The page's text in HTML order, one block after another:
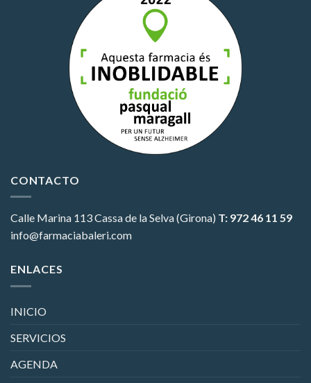
CONTACTO
Calle Marina 113Cassa de la Selva (Girona) T: 972 46 11 59
info@farmaciabaleri.com
ENLACES
INICIO
SERVICIOS
AGENDA